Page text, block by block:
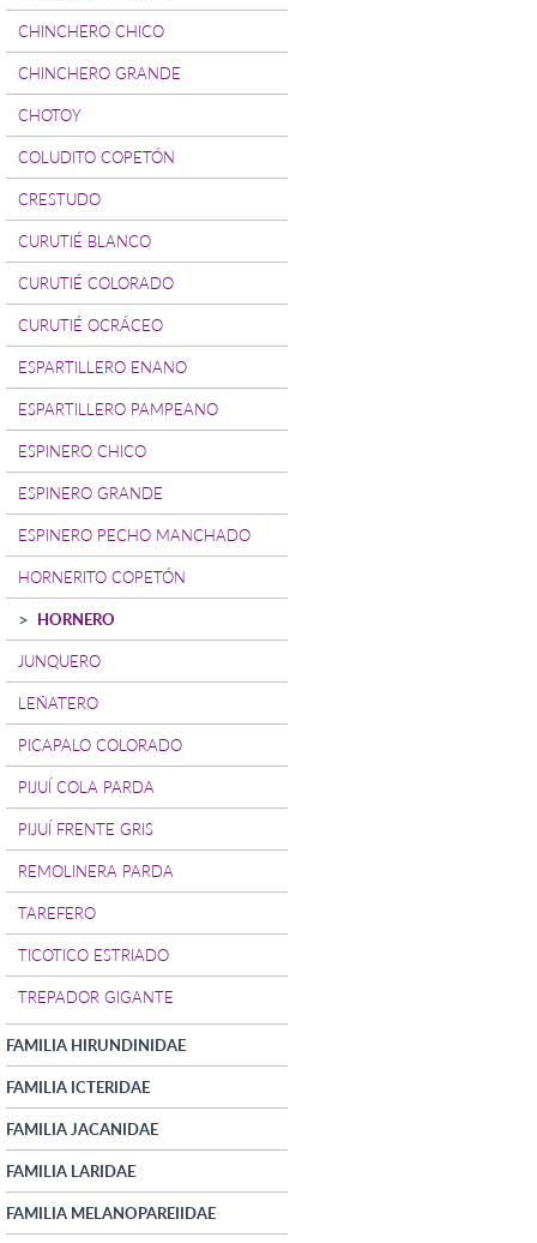
CHINCHERO CHICO
CHINCHERO GRANDE
CHOTOY
COLUDITO COPETÓN
CRESTUDO
CURUTIÉ BLANCO
CURUTIÉ COLORADO
CURUTIÉ OCRÁCEO
ESPARTILLERO ENANO
ESPARTILLERO PAMPEANO
ESPINERO CHICO
ESPINERO GRANDE
ESPINERO PECHO MANCHADO
HORNERITO COPETÓN
HORNERO
JUNQUERO
LEÑATERO
PICAPALO COLORADO
PIJUÍ COLA PARDA
PIJUÍ FRENTE GRIS
REMOLINERA PARDA
TAREFERO
TICOTICO ESTRIADO
TREPADOR GIGANTE
FAMILIA HIRUNDINIDAE
FAMILIA ICTERIDAE
FAMILIA JACANIDAE
FAMILIA LARIDAE
FAMILIA MELANOPAREIIDAE